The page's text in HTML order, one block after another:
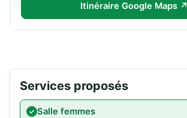
Itinéraire Google Maps ↗
Services proposés
Salle femmes